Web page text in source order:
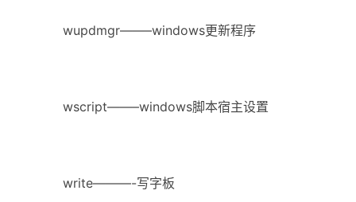
wupdmgr——–windows更新程序
wscript——–windows脚本宿主设置
write———-写字板